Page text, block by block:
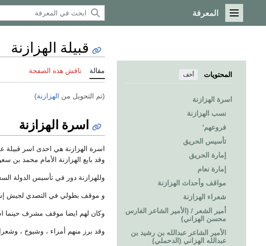
القائمة الرئيسية
المعرفة
المحتويات أخف
اسرة الهزازنة
نسب الهزازنة
فروعهم'
تأسيس الحريق
إمارة الحريق
إمارة نعام
مواقف وأحداث الهزازنة
شعراء الهزازنة
أمير الشعر / (الأمير الشاعر الفارس
محسن الهزاني)
الأمير الشاعر عبدالله بن رشيد بن
عبدالله الهزاني (الدحملي)
قبيلة الهزازنة
مقالة ناقش هذه الصفحة
(تم التحويل من الهزازنة)
اسرة الهزازنة
اسرة الهزازنة هي احدى اسر قبيلة
وقد بايع الهزازنة الأمام محمد بن
وللهزازنة دور في تأسيس الدولة
و موقف بطولي في التصدي لجيش
وكان لهم ايضا موقف مشرف حينما
وقد برز منهم أمراء ، وشيوخ ،